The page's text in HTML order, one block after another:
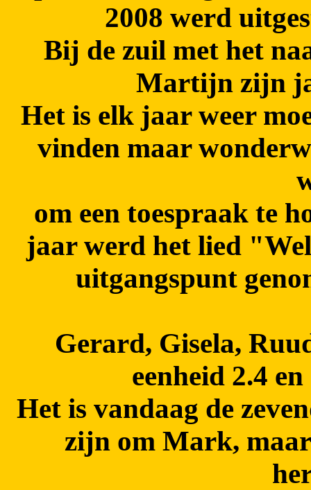
2008 werd
Bij de zuil met het
Martijn zijn
Het is elk jaar weer
vinden maar
om een toespraak te
jaar werd het lied
uitgangspunt
Gerard, Gisela,
eenheid 2.4
Het is vandaag de
zijn om Mark,